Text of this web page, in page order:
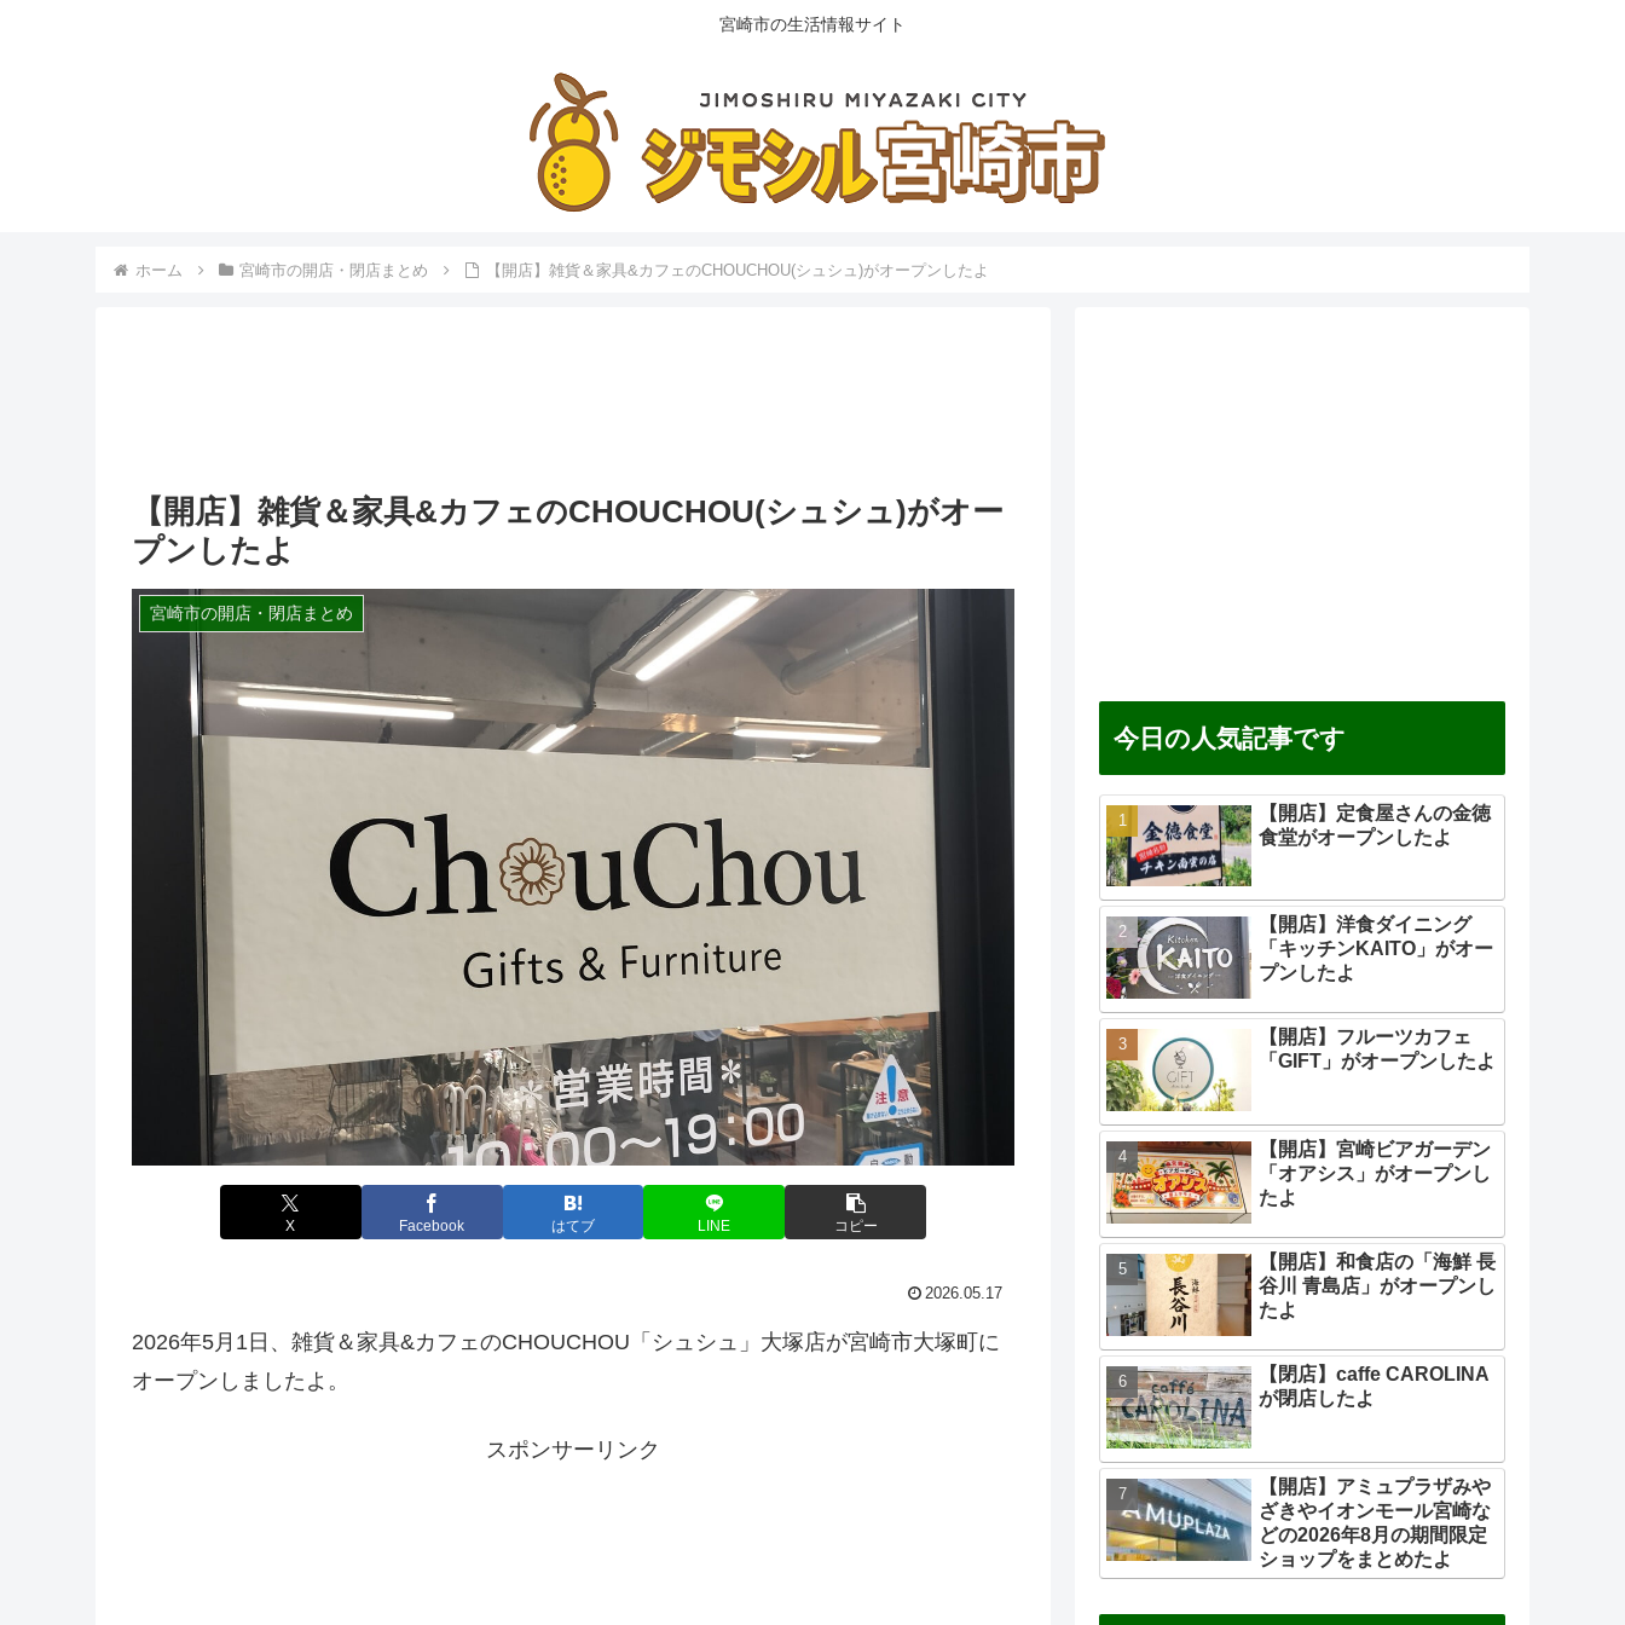
宮崎市の生活情報サイト
ホーム 宮崎市の開店・閉店まとめ 【開店】雑貨＆家具&カフェのCHOUCHOU(シュシュ)がオープンしたよ
【開店】雑貨＆家具&カフェのCHOUCHOU(シュシュ)がオー
プンしたよ
宮崎市の開店・閉店まとめ
X Facebook はてブ LINE コピー
2026.05.17
2026年5月1日、雑貨＆家具&カフェのCHOUCHOU「シュシュ」大塚店が宮崎市大塚町に
オープンしましたよ。
スポンサーリンク
今日の人気記事です
【開店】定食屋さんの金徳
食堂がオープンしたよ
【開店】洋食ダイニング
「キッチンKAITO」がオー
プンしたよ
【開店】フルーツカフェ
「GIFT」がオープンしたよ
【開店】宮崎ビアガーデン
「オアシス」がオープンし
たよ
【開店】和食店の「海鮮 長
谷川 青島店」がオープンし
たよ
【閉店】caffe CAROLINA
が閉店したよ
【開店】アミュプラザみや
ざきやイオンモール宮崎な
どの2026年8月の期間限定
ショップをまとめたよ